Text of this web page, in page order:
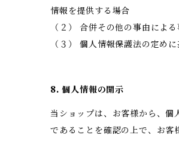
情報を提供する場合
（２） 合併その他の事由によ
（３） 個人情報保護法の定め
8. 個人情報の開示
当ショップは、お客様から、
であることを確認の上で、お客